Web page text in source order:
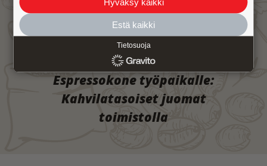
Espressokone työpaikalle:
Kahvilatasoiset juomat
toimistolla
Estä kaikki
Tietosuoja